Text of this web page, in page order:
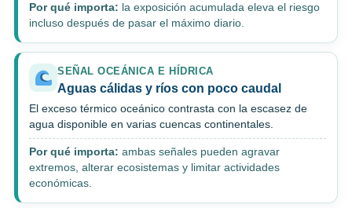
Por qué importa: la exposición acumulada eleva el riesgo
incluso después de pasar el máximo diario.
SEÑAL OCEÁNICA E HÍDRICA
Aguas cálidas y ríos con poco caudal
El exceso térmico oceánico contrasta con la escasez de
agua disponible en varias cuencas continentales.
Por qué importa: ambas señales pueden agravar
extremos, alterar ecosistemas y limitar actividades
económicas.